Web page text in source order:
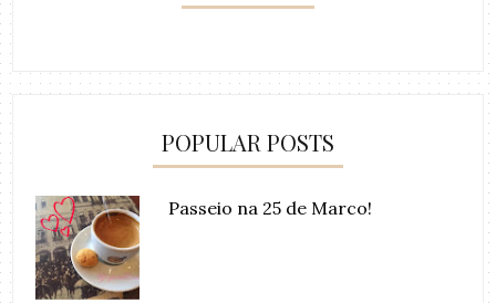
POPULAR POSTS
Passeio na 25 de Marco!